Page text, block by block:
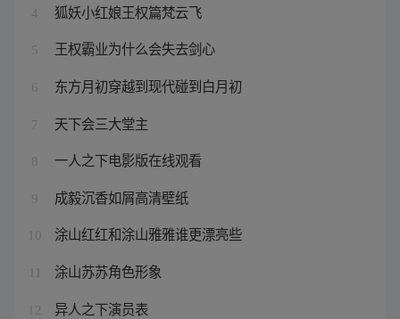
4 狐妖小红娘王权篇梵云飞
5 王权霸业为什么会失去剑心
6 东方月初穿越到现代碰到白月初
7 天下会三大堂主
8 一人之下电影版在线观看
9 成毅沉香如屑高清壁纸
10 涂山红红和涂山雅雅谁更漂亮些
涂山苏苏角色形象
12 异人之下演员表